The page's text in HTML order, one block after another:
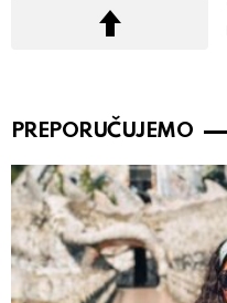
PREPORUČUJEMO